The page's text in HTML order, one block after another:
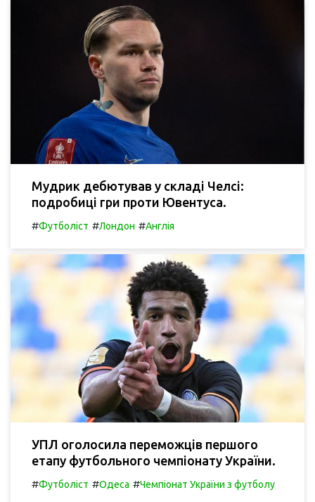
Мудрик дебютував у складі Челсі:
подробиці гри проти Ювентуса.
#Футболіст #Лондон #Англія
УПЛ оголосила переможців першого
етапу футбольного чемпіонату України.
#Футболіст #Одеса #Чемпіонат України з футболу